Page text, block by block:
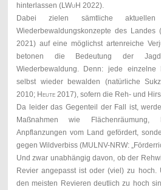
hinterlassen (LWuH 2022).
Dabei zielen sämtliche aktuellen
Wiederbewaldungskonzepte des Landes
2021) auf eine möglichst artenreiche
betonen die Bedeutung der
Wiederbewaldung. Denn: jede
selbst wieder bewalden
(natürliche
2010; Heute2017), sofern die Reh- und
Da leider das Gegenteil der Fall ist,
Maßnahmen wie Flächenräumung,
Anpflanzungen vom Land gefördert,
gegen Wildverbiss (MULNV-NRW:
Und zwar unabhängig davon, ob der
Revier angepasst ist oder (viel) zu
den meisten Revieren deutlich zu hoch